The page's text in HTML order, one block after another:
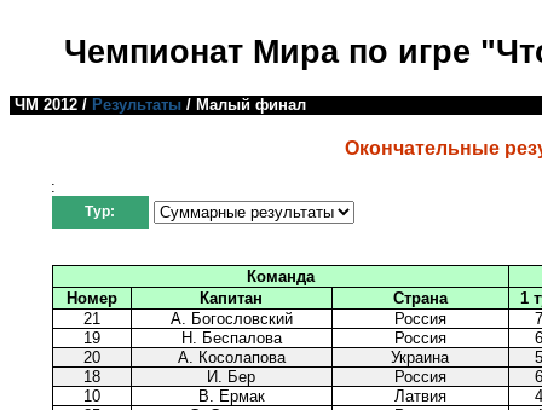
Чемпионат Мира по игре
ЧМ 2012 / Результаты / Малый финал
Окончательные
:
Тур:
Команда
Номер
Капитан Страна
1
21
А. Богословский Россия
19
Н. Беспалова Россия
20
А. Косолапова Украина
18
И. Бер Россия
10
В. Ермак Латвия